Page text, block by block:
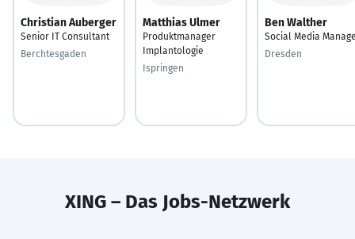
Christian Auberger
Senior IT Consultant
Berchtesgaden
Matthias Ulmer
Produktmanager
Implantologie
Ispringen
Ben Walther
Social Media
Dresden
XING – Das Jobs-Netzwerk